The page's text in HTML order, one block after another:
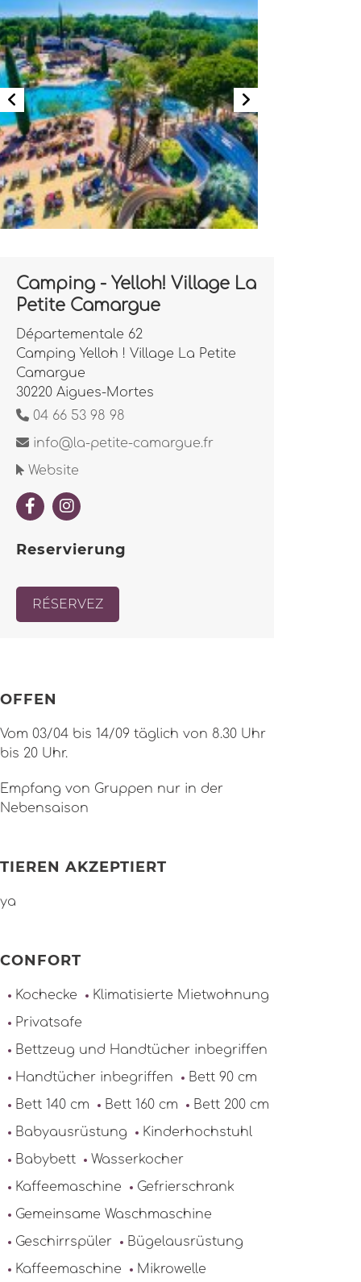
Camping - Yelloh! Village La
Petite Camargue
Départementale 62
Camping Yelloh ! Village La Petite
Camargue
30220 Aigues-Mortes
04 66 53 98 98
info@la-petite-camargue.fr
Website
Reservierung
RÉSERVEZ
OFFEN
Vom 03/04 bis 14/09 täglich von 8.30 Uhr
bis 20 Uhr.
Empfang von Gruppen nur in der
Nebensaison
TIEREN AKZEPTIERT
ya
CONFORT
Kochecke
Klimatisierte Mietwohnung
Privatsafe
Bettzeug und Handtücher inbegriffen
Handtücher inbegriffen
Bett 90 cm
Bett 140 cm
Bett 160 cm
Bett 200 cm
Babyausrüstung
Kinderhochstuhl
Babybett
Wasserkocher
Kaffeemaschine
Gefrierschrank
Gemeinsame Waschmaschine
Geschirrspüler
Bügelausrüstung
Kaffeemaschine
Mikrowelle